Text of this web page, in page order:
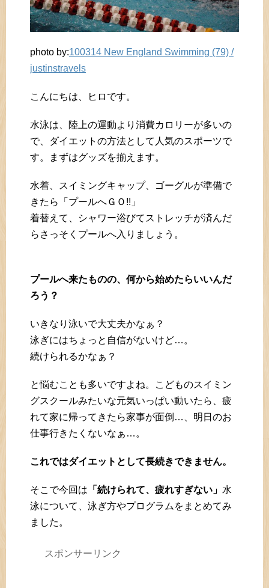
photo by:100314 New England Swimming (79) /
justinstravels
こんにちは、ヒロです。
水泳は、陸上の運動より消費カロリーが多いの
で、ダイエットの方法として人気のスポーツで
す。まずはグッズを揃えます。
水着、スイミングキャップ、ゴーグルが準備で
きたら「プールへＧＯ!!」
着替えて、シャワー浴びてストレッチが済んだ
らさっそくプールへ入りましょう。
プールへ来たものの、何から始めたらいいんだ
ろう？
いきなり泳いで大丈夫かなぁ？
泳ぎにはちょっと自信がないけど…。
続けられるかなぁ？
と悩むことも多いですよね。こどものスイミン
グスクールみたいな元気いっぱい動いたら、疲
れて家に帰ってきたら家事が面倒…、明日のお
仕事行きたくないなぁ…。
これではダイエットとして長続きできません。
そこで今回は 「続けられて、疲れすぎない」 水
泳について、泳ぎ方やプログラムをまとめてみ
ました。
スポンサーリンク